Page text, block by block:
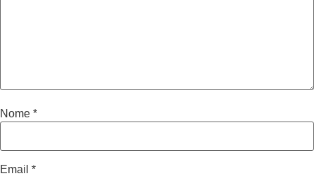
Nome *
Email *